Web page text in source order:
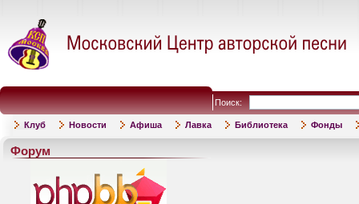
Поиск:
Клуб Новости Афиша Лавка Библиотека Фонды
Форум